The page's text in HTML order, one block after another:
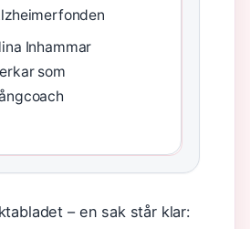
Inhammar
som
– en sak står klar: